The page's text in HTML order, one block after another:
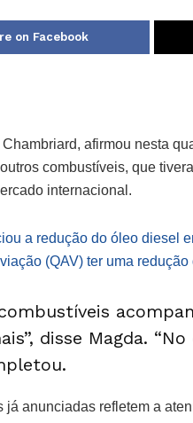
on Facebook
afirmou nesta
combustíveis, que
internacional.
a redução do óleo diesel
(QAV) ter uma
disse Magda.
já anunciadas refletem a